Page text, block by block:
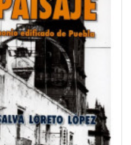
QUICKVIEW
WISHLIST